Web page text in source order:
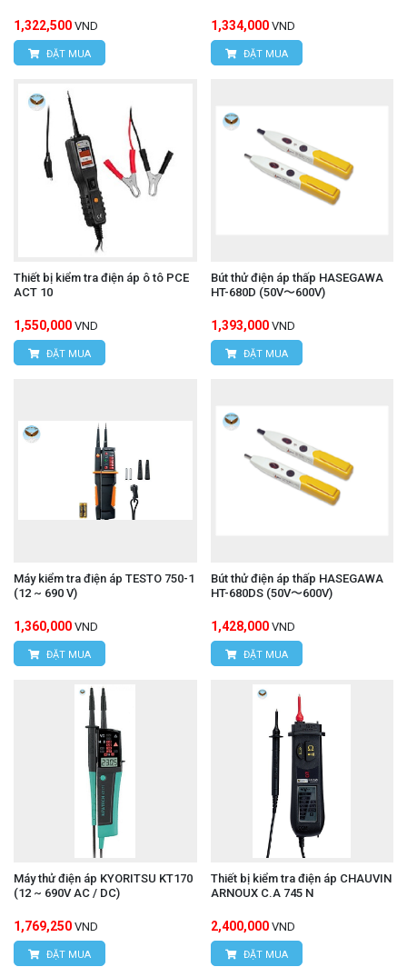
1,322,500 VND
ĐẶT MUA
1,334,000 VND
ĐẶT MUA
Thiết bị kiểm tra điện áp ô tô PCE
ACT 10
1,550,000 VND
ĐẶT MUA
Bút thử điện áp thấp HASEGAWA
HT-680D (50V〜600V)
1,393,000 VND
ĐẶT MUA
Máy kiểm tra điện áp TESTO 750-1
(12 ~ 690 V)
1,360,000 VND
ĐẶT MUA
Bút thử điện áp thấp HASEGAWA
HT-680DS (50V〜600V)
1,428,000 VND
ĐẶT MUA
Máy thử điện áp KYORITSU KT170
(12 ~ 690V AC / DC)
1,769,250 VND
ĐẶT MUA
Thiết bị kiểm tra điện áp CHAUVIN
ARNOUX C.A 745 N
2,400,000 VND
ĐẶT MUA